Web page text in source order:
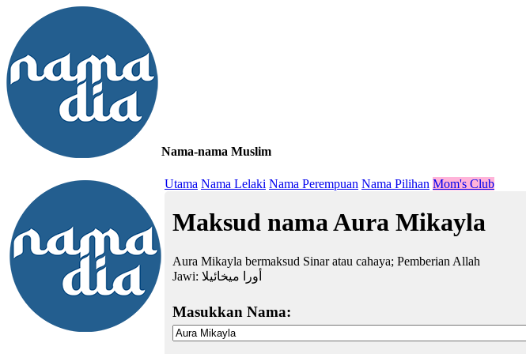
Nama-nama Muslim
Utama Nama Lelaki Nama Perempuan Nama Pilihan Mom's Club
Maksud nama Aura Mikayla
Aura Mikayla bermaksud Sinar atau cahaya; Pemberian Allah
Jawi: أورا ميخائيلا
Masukkan Nama: